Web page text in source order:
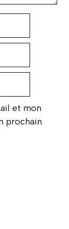
et mon
prochain